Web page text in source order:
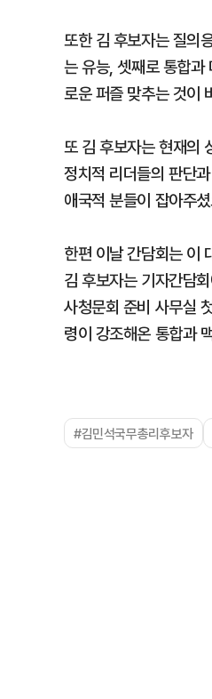
또한 김 후보자는 질의
는 유능, 셋째로 통합과
로운 퍼즐 맞추는 것이
또 김 후보자는 현재의
정치적 리더들의 판단
애국적 분들이 잡아주
한편 이날 간담회는 이
김 후보자는 기자간담
사청문회 준비 사무실
령이 강조해온 통합과
#김민석국무총리후보자